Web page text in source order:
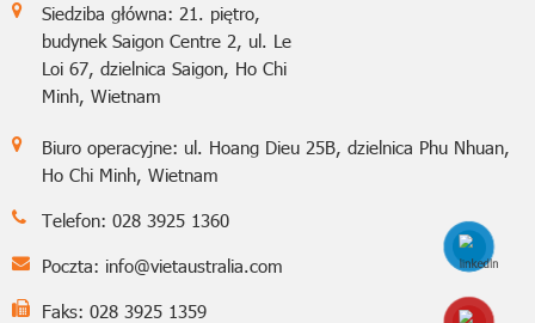
Siedziba główna: 21. piętro,
budynek Saigon Centre 2, ul. Le
Loi 67, dzielnica Saigon, Ho Chi
Minh, Wietnam
Biuro operacyjne: ul. Hoang Dieu 25B, dzielnica Phu Nhuan,
Ho Chi Minh, Wietnam
Telefon: 028 3925 1360
Poczta: info@vietaustralia.com
Faks: 028 3925 1359